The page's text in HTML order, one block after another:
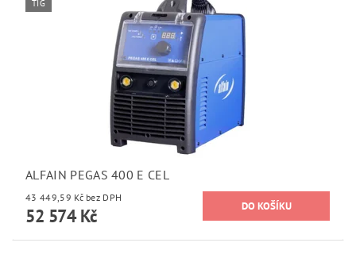
TIG
ALFAIN PEGAS 400 E CEL
43 449,59 Kč bez DPH
52 574 Kč